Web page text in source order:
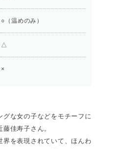
○（温めのみ）
△
×
な女の子などをモチーフに
佳寿子さん。
を表現されていて、ほんわ